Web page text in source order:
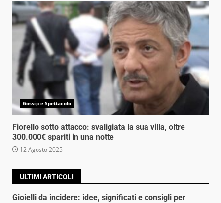
Gossip e Spettacolo
Fiorello sotto attacco: svaligiata la sua villa, oltre
300.000€ spariti in una notte
12 Agosto 2025
ULTIMI ARTICOLI
Gioielli da incidere: idee, significati e consigli per